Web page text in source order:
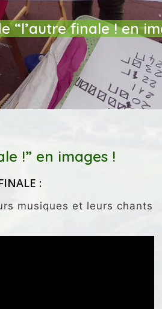
RENDEZ-VOUS JUSTICE SOCIALE
“l’autre finale ! en
!” en images !
:
musiques et leurs chants